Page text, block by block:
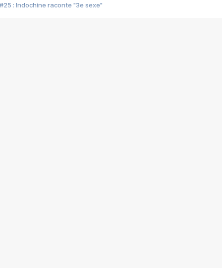
#25 : Indochine raconte "3e sexe"